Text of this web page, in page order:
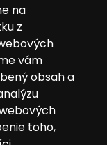
na
z
vám
obsah a
toho,